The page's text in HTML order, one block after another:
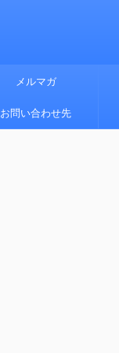
メルマガ
お問い合わせ先